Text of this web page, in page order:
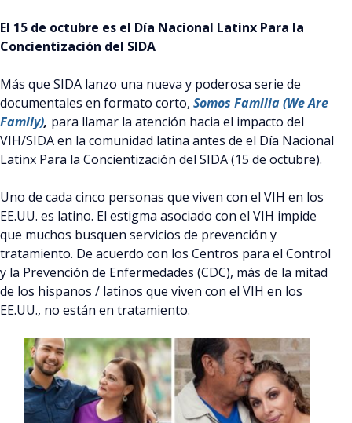
El 15 de octubre es el Día Nacional Latinx Para la
Concientización del SIDA
Más que SIDA lanzo una nueva y poderosa serie de
documentales en formato corto, Somos Familia (We Are
Family), para llamar la atención hacia el impacto del
VIH/SIDA en la comunidad latina antes de el Día Nacional
Latinx Para la Concientización del SIDA (15 de octubre).
Uno de cada cinco personas que viven con el VIH en los
EE.UU. es latino. El estigma asociado con el VIH impide
que muchos busquen servicios de prevención y
tratamiento. De acuerdo con los Centros para el Control
y la Prevención de Enfermedades (CDC), más de la mitad
de los hispanos / latinos que viven con el VIH en los
EE.UU., no están en tratamiento.